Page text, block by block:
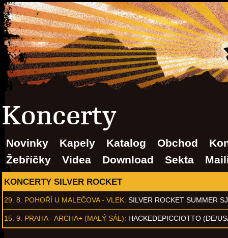
Koncerty
Novinky Kapely Katalog Obchod
Žebříčky
Videa Download Sekta
KONCERTY SILVER ROCKET
29. 8. POHOŘÍ U MALEČOVA - VLEK: SILVER ROCKET SUMMER
15. 9. PRAHA - ARCHA+ (MALÝ SÁL): HACKEDEPICCIOTTO (DE/